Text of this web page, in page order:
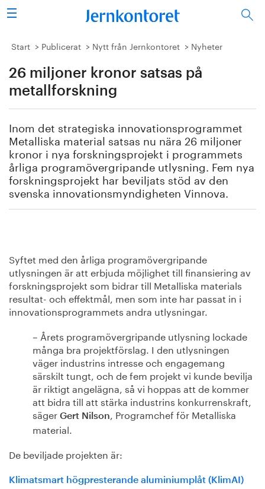
Sök
Stålindustrin
Vision 2050
Energi/miljö
Vi tycker
Publicerat
Om oss
Start Publicerat Nytt från Jernkontoret Nyheter
26 miljoner kronor satsas på
metallforskning
Inom det strategiska innovationsprogrammet
Metalliska material satsas nu nära 26 miljoner
kronor i nya forskningsprojekt i programmets
årliga programövergripande utlysning. Fem nya
forskningsprojekt har beviljats stöd av den
svenska innovationsmyndigheten Vinnova.
Syftet med den årliga programövergripande
utlysningen är att erbjuda möjlighet till finansiering av
forskningsprojekt som bidrar till Metalliska materials
resultat- och effektmål, men som inte har passat in i
innovationsprogrammets andra utlysningar.
– Årets programövergripande utlysning lockade
många bra projektförslag. I den utlysningen
väger industrins intresse och engagemang
särskilt tungt, och de fem projekt vi kunde bevilja
är riktigt angelägna, så vi hoppas att de kommer
att bidra till att stärka industrins konkurrenskraft,
säger Gert Nilson, Programchef för Metalliska
material.
De beviljade projekten är:
Klimatsmart högpresterande aluminiumplåt (KlimAI)